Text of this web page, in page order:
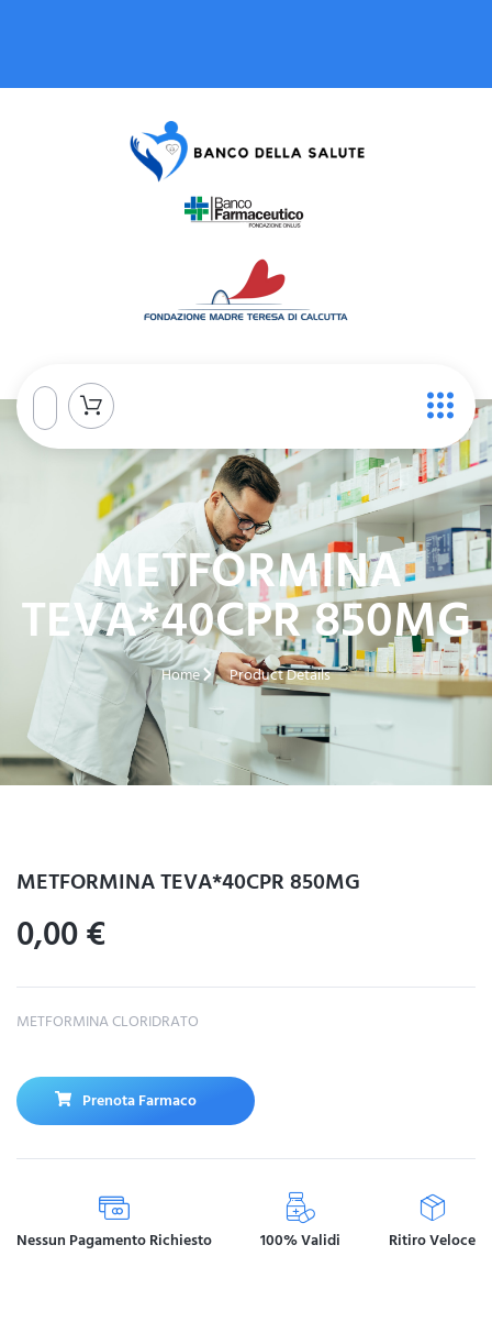
METFORMINA
TEVA*40CPR 850MG
Home Product Details
METFORMINA TEVA*40CPR 850MG
0,00€
METFORMINA CLORIDRATO
Prenota Farmaco
Nessun Pagamento Richiesto 100% Validi Ritiro Veloce